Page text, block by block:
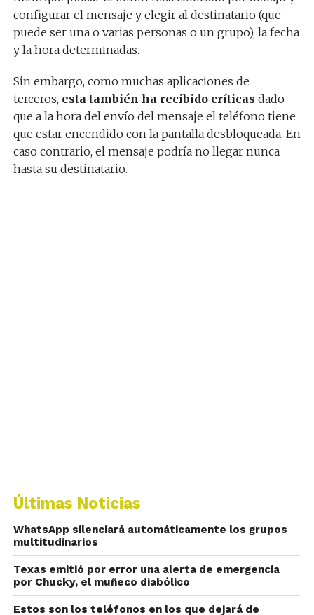
configurar el mensaje y elegir al destinatario (que
puede ser una o varias personas o un grupo), la fecha
y la hora determinadas.
Sin embargo, como muchas aplicaciones de
terceros, esta también ha recibido críticas dado
que a la hora del envío del mensaje el teléfono tiene
que estar encendido con la pantalla desbloqueada. En
caso contrario, el mensaje podría no llegar nunca
hasta su destinatario.
Últimas Noticias
WhatsApp silenciará automáticamente los grupos
multitudinarios
Texas emitió por error una alerta de emergencia
por Chucky, el muñeco diabólico
Estos son los teléfonos en los que dejará de